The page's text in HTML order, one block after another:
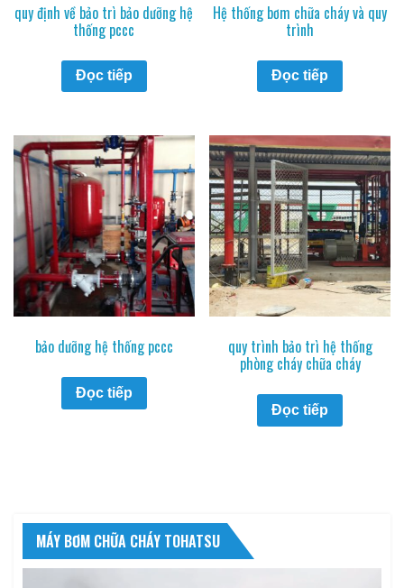
quy định về bảo trì bảo dưỡng hệ
thống pccc
Đọc tiếp
Hệ thống bơm chữa cháy và quy
trình
Đọc tiếp
bảo dưỡng hệ thống pccc
Đọc tiếp
quy trình bảo trì hệ thống
phòng cháy chữa cháy
Đọc tiếp
MÁY BƠM CHỮA CHÁY TOHATSU